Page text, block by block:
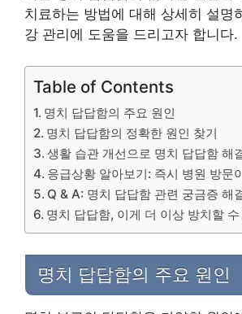
치료하는 방법에 대해 상세히 설명
강 관리에 도움을 드리고자 합니다.
Table of Contents
명치 답답함의 주요 원인
명치 답답함의 정확한 원인 찾기
생활 습관 개선으로 명치 답답함 해
응급상황 알아보기: 즉시 병원 방문
Q & A: 명치 답답함 관련 궁금증 해
명치 답답함, 이게 더 이상 방치할
명치 답답함의 주요 원인